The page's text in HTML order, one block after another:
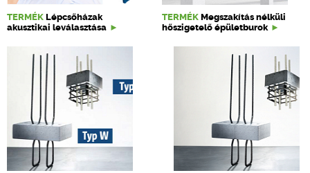
TERMÉK Lépcsőházak
akusztikai leválasztása
TERMÉK Megszakítás nélküli
hőszigetelő épületburok